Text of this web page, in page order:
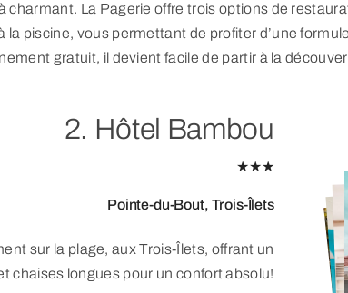
charmant. La Pagerie offre trois options de
la piscine, vous permettant de profiter d’une
gratuit, il devient facile de partir à la
2. Hôtel Bambou
★★★
Pointe-du-Bout, Trois-Îlets
sur la plage, aux Trois-Îlets, offrant un
chaises longues pour un confort absolu!